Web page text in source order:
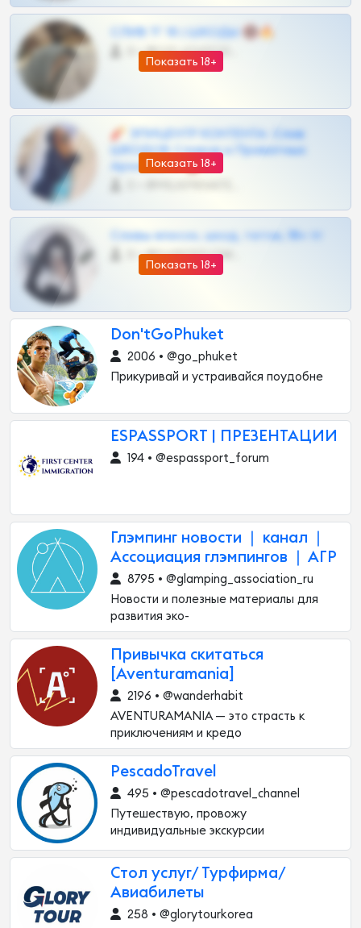
Показать 18+
СЛИВ ТГ 18 | ШКОДЫ 🔞🔥
0 •
Показать 18+
🧨 ЭПИЦЕНТР КОНТЕНТА: Слив
ШКОДОВ Сливов и Приватных
Архивов ТГ 🔞💎
Показать 18+
Сливы вписок, шкод, теток, 18+ тг
0 •
Don'tGoPhuket
2006 • @go_phuket
Прикуривай и устраивайся поудобне
ESPASSPORT | ПРЕЗЕНТАЦИИ
194 • @espassport_forum
Глэмпинг новости ❘ канал ❘
Ассоциация глэмпингов ❘ АГР
8795 • @glamping_association_ru
Новости и полезные материалы для
развития эко-
Привычка скитаться
[Aventuramania]
2196 • @wanderhabit
AVENTURAMANIA — это страсть к
приключениям и кредо
PescadoTravel
495 • @pescadotravel_channel
Путешествую, провожу
индивидуальные экскурсии
Стол услуг/ Турфирма/
Авиабилеты
258 • @glorytourkorea